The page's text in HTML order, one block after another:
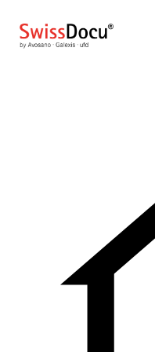
bei
/5
Bitte bewerten